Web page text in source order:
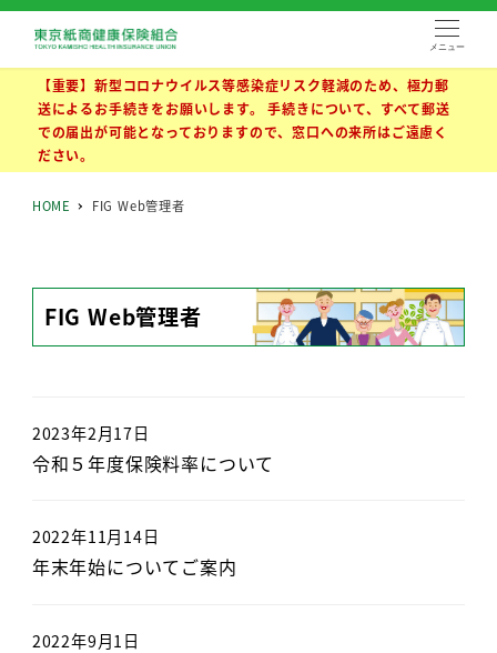
メニュー
【重要】新型コロナウイルス等感染症リスク軽減のため、極力郵
送によるお手続きをお願いします。 手続きについて、すべて郵送
での届出が可能となっておりますので、窓口への来所はご遠慮く
ださい。
HOME FIG Web管理者
FIG Web管理者
令和５年度保険料率について
2023年2月17日
年末年始についてご案内
2022年11月14日
2022年9月1日